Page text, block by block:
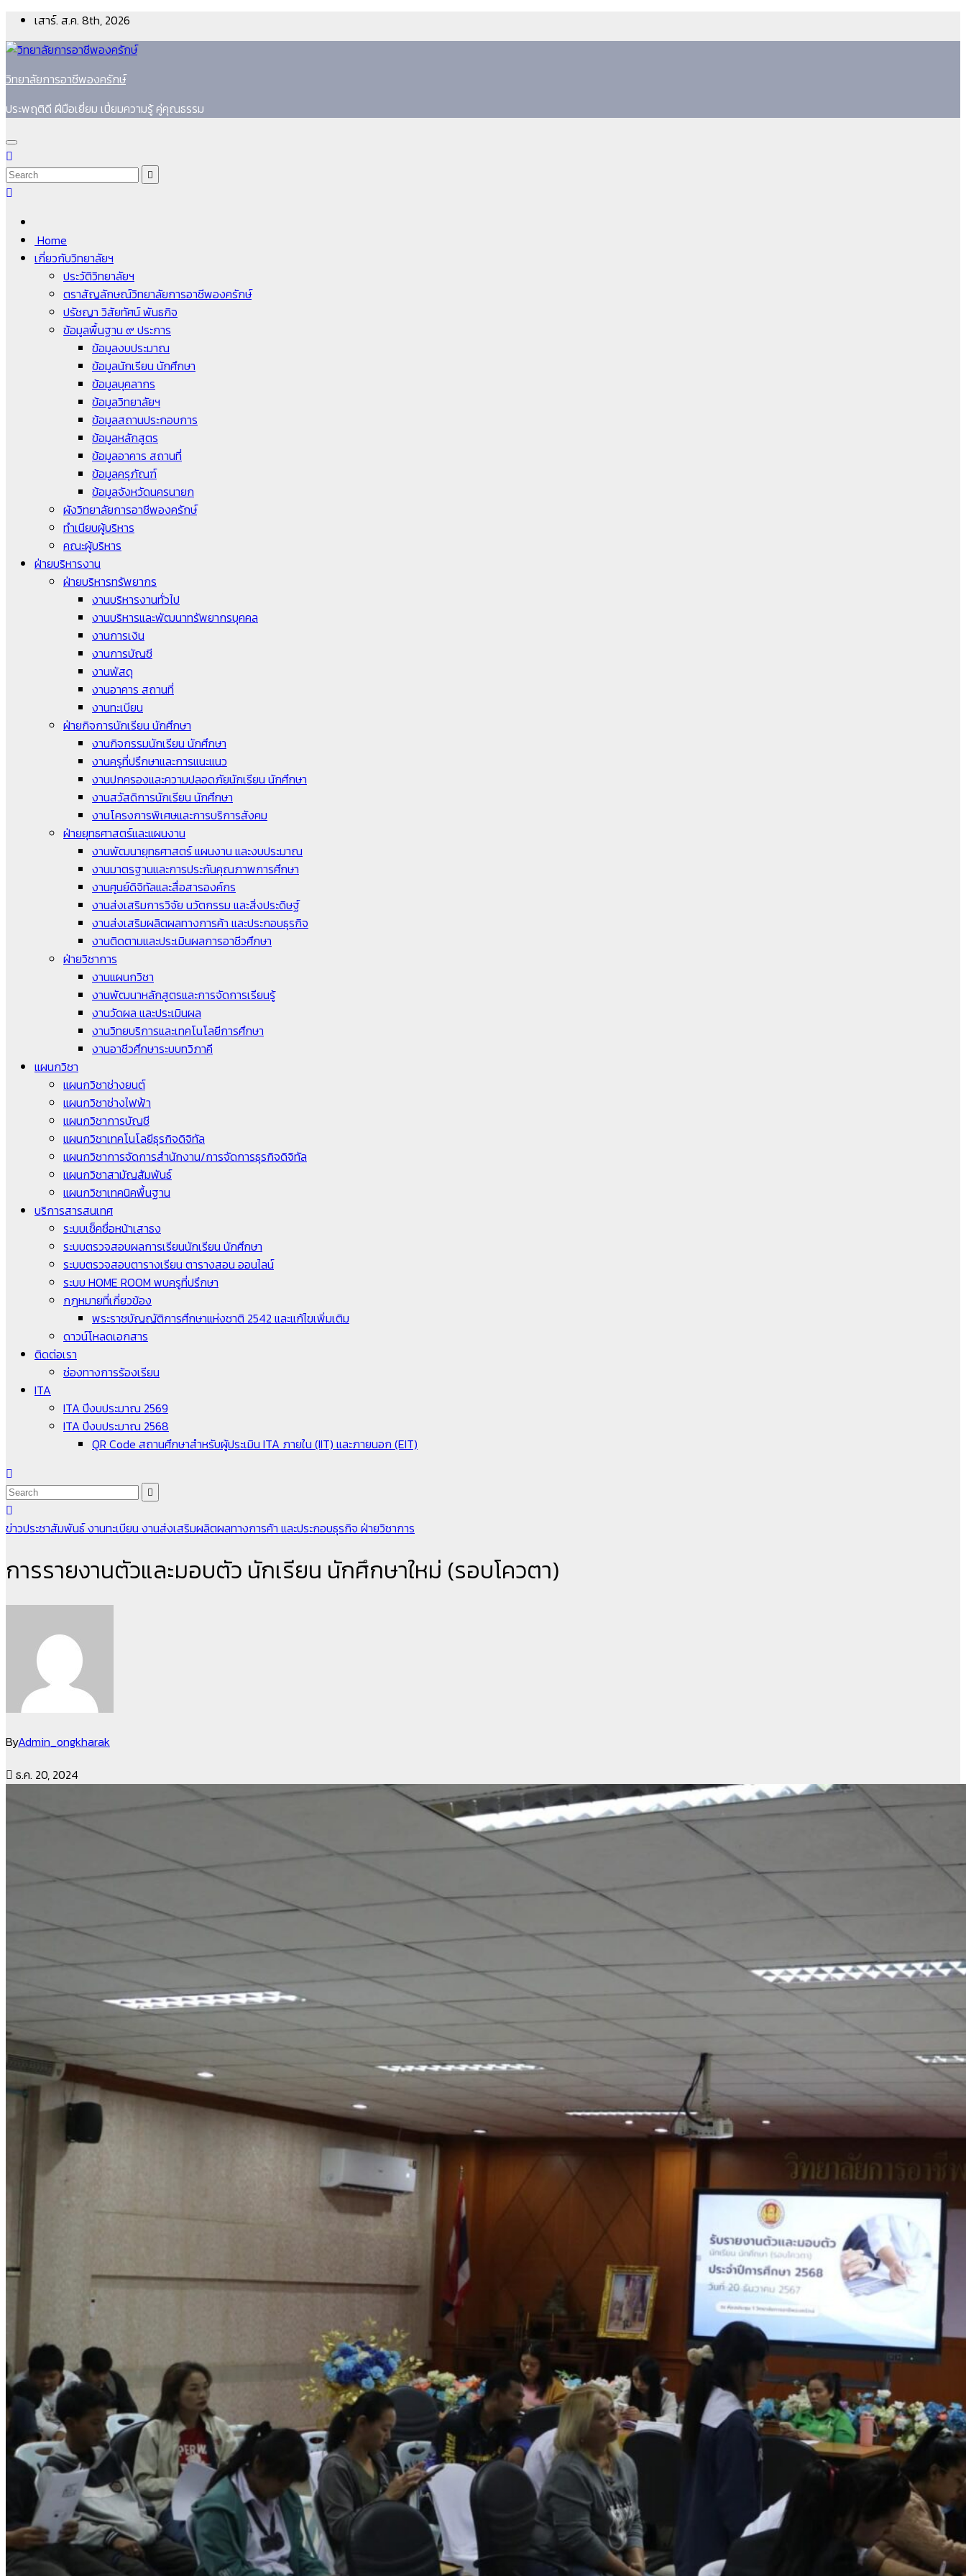
Skip
to
content
เสาร์. ส.ค. 8th, 2026
วิทยาลัยการอาชีพองครักษ์
ประพฤติดี ฝีมือเยี่ยม เปี่ยมความรู้ คู่คุณธรรม
Home
เกี่ยวกับวิทยาลัยฯ
ประวัติวิทยาลัยฯ
ตราสัญลักษณ์วิทยาลัยการอาชีพองครักษ์
ปรัชญา วิสัยทัศน์ พันธกิจ
ข้อมูลพื้นฐาน ๙ ประการ
ข้อมูลงบประมาณ
ข้อมูลนักเรียน นักศึกษา
ข้อมูลบุคลากร
ข้อมูลวิทยาลัยฯ
ข้อมูลสถานประกอบการ
ข้อมูลหลักสูตร
ข้อมูลอาคาร สถานที่
ข้อมูลครุภัณฑ์
ข้อมูลจังหวัดนครนายก
ผังวิทยาลัยการอาชีพองครักษ์
ทำเนียบผู้บริหาร
คณะผู้บริหาร
ฝ่ายบริหารงาน
ฝ่ายบริหารทรัพยากร
งานบริหารงานทั่วไป
งานบริหารและพัฒนาทรัพยากรบุคคล
งานการเงิน
งานการบัญชี
งานพัสดุ
งานอาคาร สถานที่
งานทะเบียน
ฝ่ายกิจการนักเรียน นักศึกษา
งานกิจกรรมนักเรียน นักศึกษา
งานครูที่ปรึกษาและการแนะแนว
งานปกครองและความปลอดภัยนักเรียน นักศึกษา
งานสวัสดิการนักเรียน นักศึกษา
งานโครงการพิเศษและการบริการสังคม
ฝ่ายยุทธศาสตร์และแผนงาน
งานพัฒนายุทธศาสตร์ แผนงาน และงบประมาณ
งานมาตรฐานและการประกันคุณภาพการศึกษา
งานศูนย์ดิจิทัลและสื่อสารองค์กร
งานส่งเสริมการวิจัย นวัตกรรม และสิ่งประดิษฐ์
งานส่งเสริมผลิตผลทางการค้า และประกอบธุรกิจ
งานติดตามและประเมินผลการอาชีวศึกษา
ฝ่ายวิชาการ
งานแผนกวิชา
งานพัฒนาหลักสูตรและการจัดการเรียนรู้
งานวัดผล และประเมินผล
งานวิทยบริการและเทคโนโลยีการศึกษา
งานอาชีวศึกษาระบบทวิภาคี
แผนกวิชา
แผนกวิชาช่างยนต์
แผนกวิชาช่างไฟฟ้า
แผนกวิชาการบัญชี
แผนกวิชาเทคโนโลยีธุรกิจดิจิทัล
แผนกวิชาการจัดการสำนักงาน/การจัดการธุรกิจดิจิทัล
แผนกวิชาสามัญสัมพันธ์
แผนกวิชาเทคนิคพื้นฐาน
บริการสารสนเทศ
ระบบเช็คชื่อหน้าเสาธง
ระบบตรวจสอบผลการเรียนนักเรียน นักศึกษา
ระบบตรวจสอบตารางเรียน ตารางสอน ออนไลน์
ระบบ HOME ROOM พบครูที่ปรึกษา
กฎหมายที่เกี่ยวข้อง
พระราชบัญญัติการศึกษาแห่งชาติ 2542 และแก้ไขเพิ่มเติม
ดาวน์โหลดเอกสาร
ติดต่อเรา
ช่องทางการร้องเรียน
ITA
ITA ปีงบประมาณ 2569
ITA ปีงบประมาณ 2568
QR Code สถานศึกษาสำหรับผู้ประเมิน ITA ภายใน (IIT) และภายนอก (EIT)
ข่าวประชาสัมพันธ์งานทะเบียน งานส่งเสริมผลิตผลทางการค้า และประกอบธุรกิจ ฝ่ายวิชาการ
การรายงานตัวและมอบตัว นักเรียน นักศึกษาใหม่ (รอบโควตา)
ByAdmin_ongkharak
ธ.ค. 20, 2024